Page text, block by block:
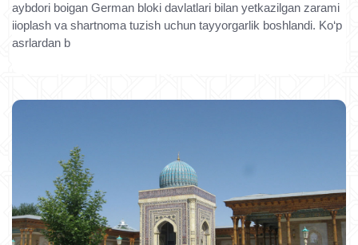
aybdori boigan German bloki davlatlari bilan yetkazilgan zarami
iioplash va shartnoma tuzish uchun tayyorgarlik boshlandi. Ko‘p
asrlardan b